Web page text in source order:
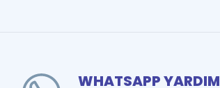
WHATSAPP YARDIM